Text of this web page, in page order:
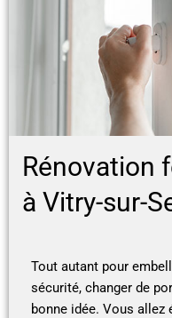
Rénovation
à Vitry-sur-
Tout autant pour
sécurité, changer de
bonne idée. Vous allez